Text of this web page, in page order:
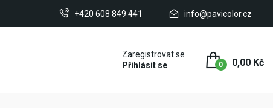
+420 608 849 441 info@pavicolor.cz
Zaregistrovat se
Přihlásit se
0 0,00 Kč